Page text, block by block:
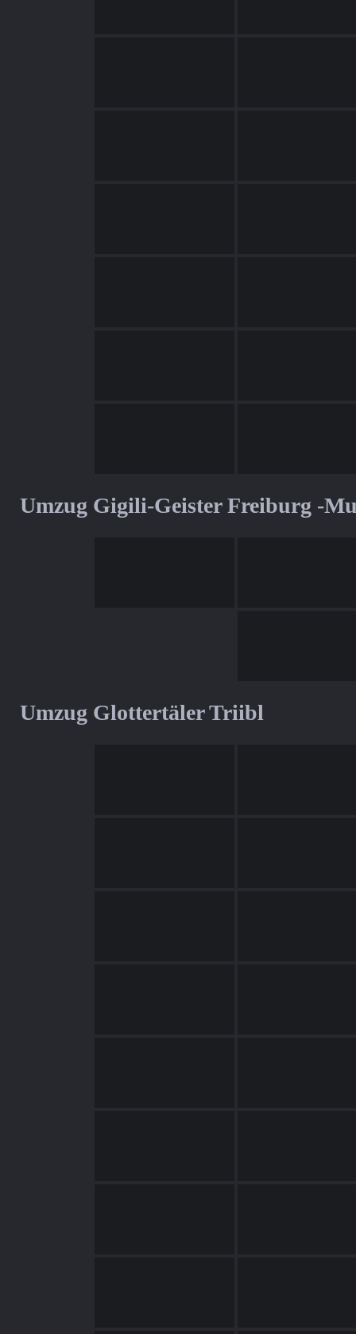
Umzug Gigili-Geister Freiburg -
Umzug Glottertäler Triibl